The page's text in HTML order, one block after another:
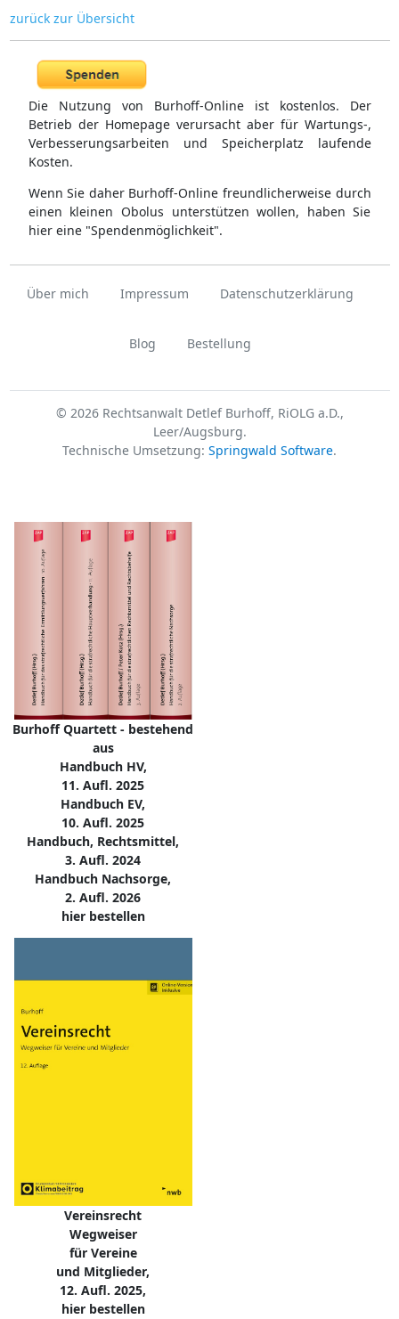
zurück zur Übersicht
Die Nutzung von Burhoff-Online ist kostenlos. Der
Betrieb der Homepage verursacht aber für Wartungs-,
Verbesserungsarbeiten und Speicherplatz laufende
Kosten.
Wenn Sie daher Burhoff-Online freundlicherweise durch
einen kleinen Obolus unterstützen wollen, haben Sie
hier eine "Spendenmöglichkeit".
Über mich Impressum Datenschutzerklärung
Blog Bestellung
© 2026 Rechtsanwalt Detlef Burhoff, RiOLG a.D.,
Leer/Augsburg.
Technische Umsetzung: Springwald Software.
Burhoff Quartett - bestehend
aus
Handbuch HV,
11. Aufl. 2025
Handbuch EV,
10. Aufl. 2025
Handbuch, Rechtsmittel,
3. Aufl. 2024
Handbuch Nachsorge,
2. Aufl. 2026
hier bestellen
Vereinsrecht
Wegweiser
für Vereine
und Mitglieder,
12. Aufl. 2025,
hier bestellen